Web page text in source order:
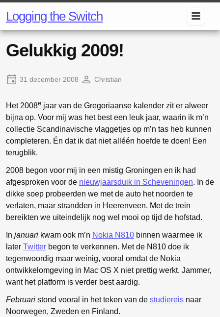
Logging the Switch
Gelukkig 2009!
31 december 2008 Christian
Het 2008e jaar van de Gregoriaanse kalender zit er alweer
bijna op. Voor mij was het best een leuk jaar, waarin ik m’n
collectie Scandinavische vlaggetjes op m’n tas heb kunnen
completeren. Én dat ik dat niet alléén hoefde te doen! Een
terugblik.
2008 begon voor mij in een mistig Groningen en ik had
afgesproken voor de nieuwjaarsduik in Scheveningen. In de
dikke soep probeerden we met de auto het noorden te
verlaten, maar strandden in Heerenveen. Met de trein
bereikten we uiteindelijk nog wel mooi op tijd de hofstad.
In januari kwam ook m’n Nokia N810 binnen waarmee ik
later Twitter begon te verkennen. Met de N810 doe ik
tegenwoordig maar weinig, vooral omdat de Nokia
ontwikkelomgeving in Mac OS X niet prettig werkt. Jammer,
want het platform is verder best aardig.
Februari stond vooral in het teken van de studiereis naar
Noorwegen, Zweden en Finland.